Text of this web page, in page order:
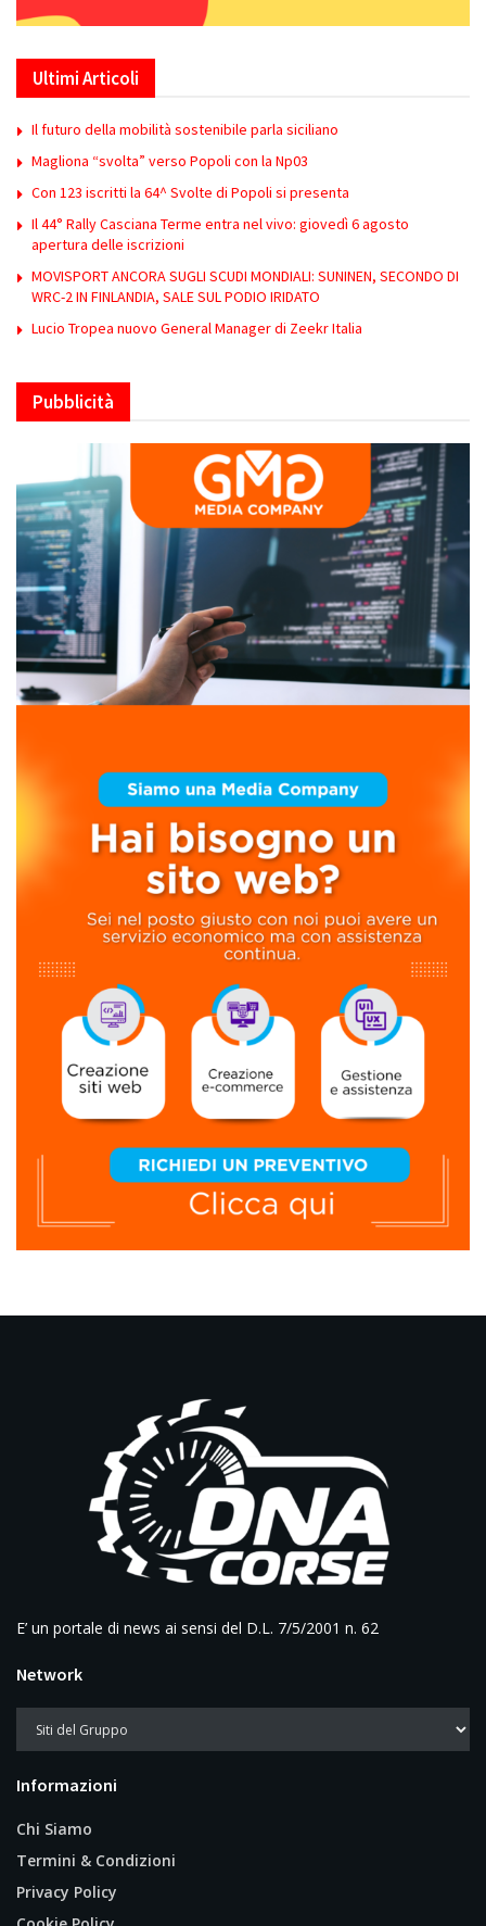
Ultimi Articoli
Il futuro della mobilità sostenibile parla siciliano
Magliona “svolta” verso Popoli con la Np03
Con 123 iscritti la 64^ Svolte di Popoli si presenta
Il 44° Rally Casciana Terme entra nel vivo: giovedì 6 agosto
apertura delle iscrizioni
MOVISPORT ANCORA SUGLI SCUDI MONDIALI: SUNINEN, SECONDO DI
WRC-2 IN FINLANDIA, SALE SUL PODIO IRIDATO
Lucio Tropea nuovo General Manager di Zeekr Italia
Pubblicità
E’ un portale di news ai sensi del D.L. 7/5/2001 n. 62
Network
Informazioni
Chi Siamo
Termini & Condizioni
Privacy Policy